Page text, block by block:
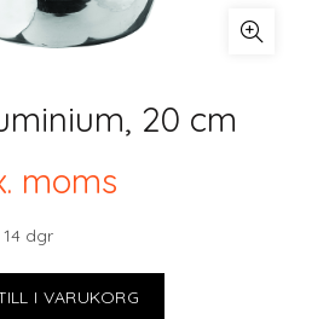
20 cm
moms
dgr
20 cm mängd
I VARUKORG